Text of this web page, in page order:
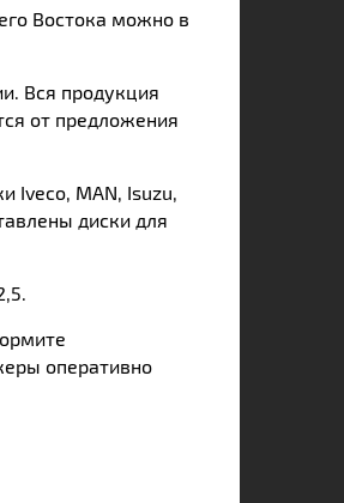
Востока можно в
Вся продукция
от предложения
Iveco, MAN Isuzu
диски для
оперативно